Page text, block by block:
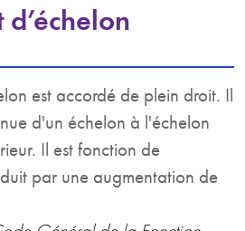
est accordé de plein droit. Il
d'un échelon à l'échelon
Il est fonction de
par une augmentation de